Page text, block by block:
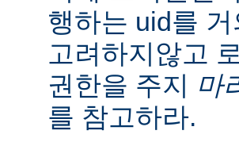
행하는 uid를
고려하지않고
권한을 주지 마
를 참고하라.